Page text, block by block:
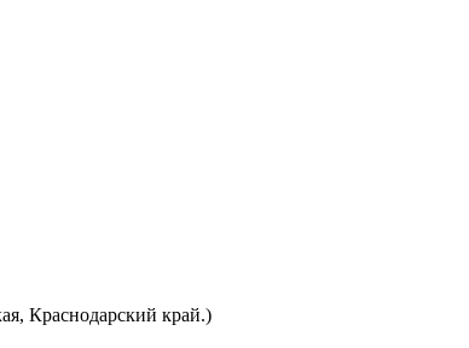
Краснодарский край.)